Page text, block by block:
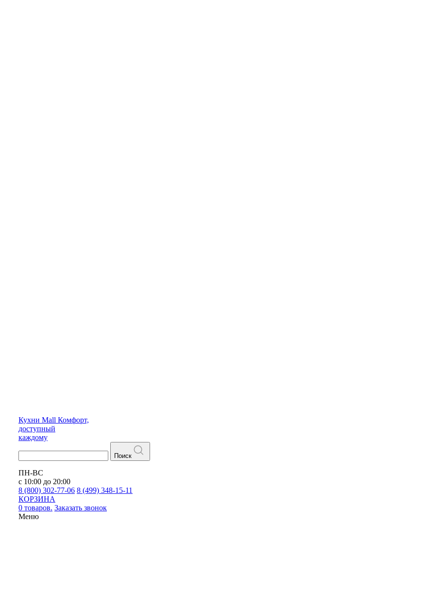
Кухни Mall Комфорт,
доступный
каждому
Поиск
ПН-ВС
с 10:00 до 20:00
8 (800) 302-77-06 8 (499) 348-15-11
КОРЗИНА
0 товаров. Заказать звонок
Меню